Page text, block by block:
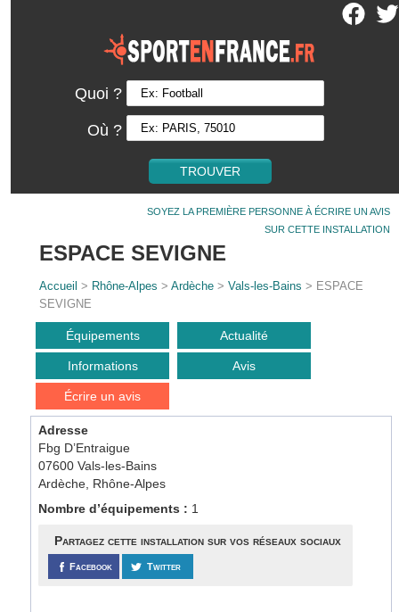
Quoi ?
Où ?
SOYEZ LA PREMIÈRE PERSONNE À ÉCRIRE UN AVIS
SUR CETTE INSTALLATION
ESPACE SEVIGNE
Accueil > Rhône-Alpes >Ardèche >Vals-les-Bains > ESPACE
SEVIGNE
Équipements Actualité
Informations Avis
Écrire un avis
Adresse
Fbg D’Entraigue
07600 Vals-les-Bains
Ardèche, Rhône-Alpes
Nombre d’équipements : 1
Partagez cette installation sur vos réseaux sociaux
Facebook Twitter